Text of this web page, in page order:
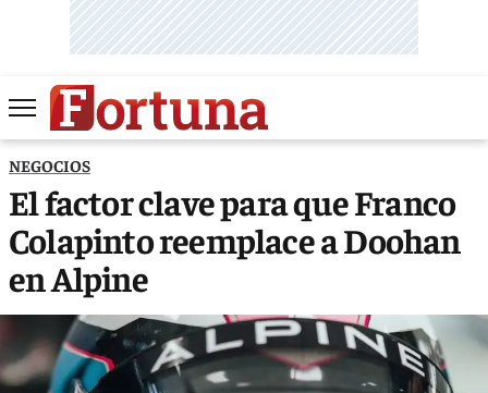
NEGOCIOS
El factor clave para que Franco
Colapinto reemplace a Doohan
en Alpine